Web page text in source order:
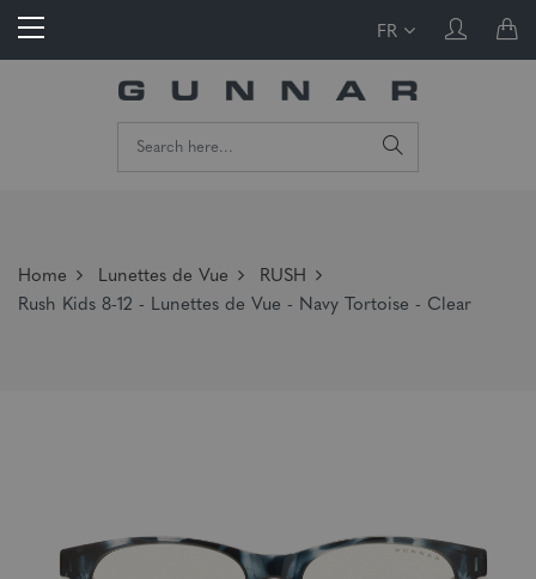
FR
Home Lunettes de Vue
RUSH
Rush Kids 8-12 - Lunettes de Vue - Navy Tortoise - Clear